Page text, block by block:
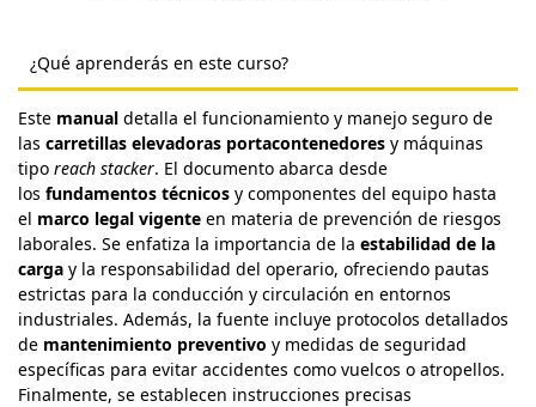
¿Qué aprenderás en este curso?
Este manual detalla el funcionamiento y manejo seguro de
las carretillas elevadoras portacontenedores y máquinas
tipo reach stacker. El documento abarca desde
los fundamentos técnicos y componentes del equipo hasta
el marco legal vigente en materia de prevención de riesgos
laborales. Se enfatiza la importancia de la estabilidad de la
carga y la responsabilidad del operario, ofreciendo pautas
estrictas para la conducción y circulación en entornos
industriales. Además, la fuente incluye protocolos detallados
de mantenimiento preventivo y medidas de seguridad
específicas para evitar accidentes como vuelcos o atropellos.
Finalmente, se establecen instrucciones precisas